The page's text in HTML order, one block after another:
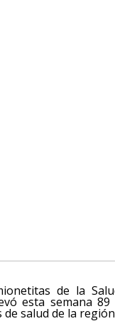
de la
esta semana
salud de la